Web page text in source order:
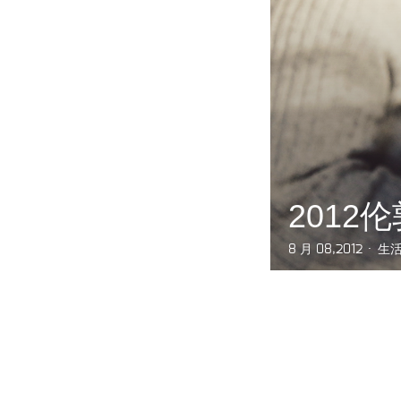
2012
8 月 08,2012 生